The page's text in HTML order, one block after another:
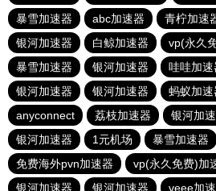
暴雪加速器
abc加速器 青柠加速
银河加速器
白鲸加速器
vp(永久
暴雪加速器
银河加速器 哇哇加速
银河加速器
银河加速器 蚂蚁加速
anyconnect
荔枝加速器 银河加
银河加速器
1元机场 暴雪加速器
免费海外pvn加速器
vp(永久免费)加
银河加速器
银河加速器 veee加